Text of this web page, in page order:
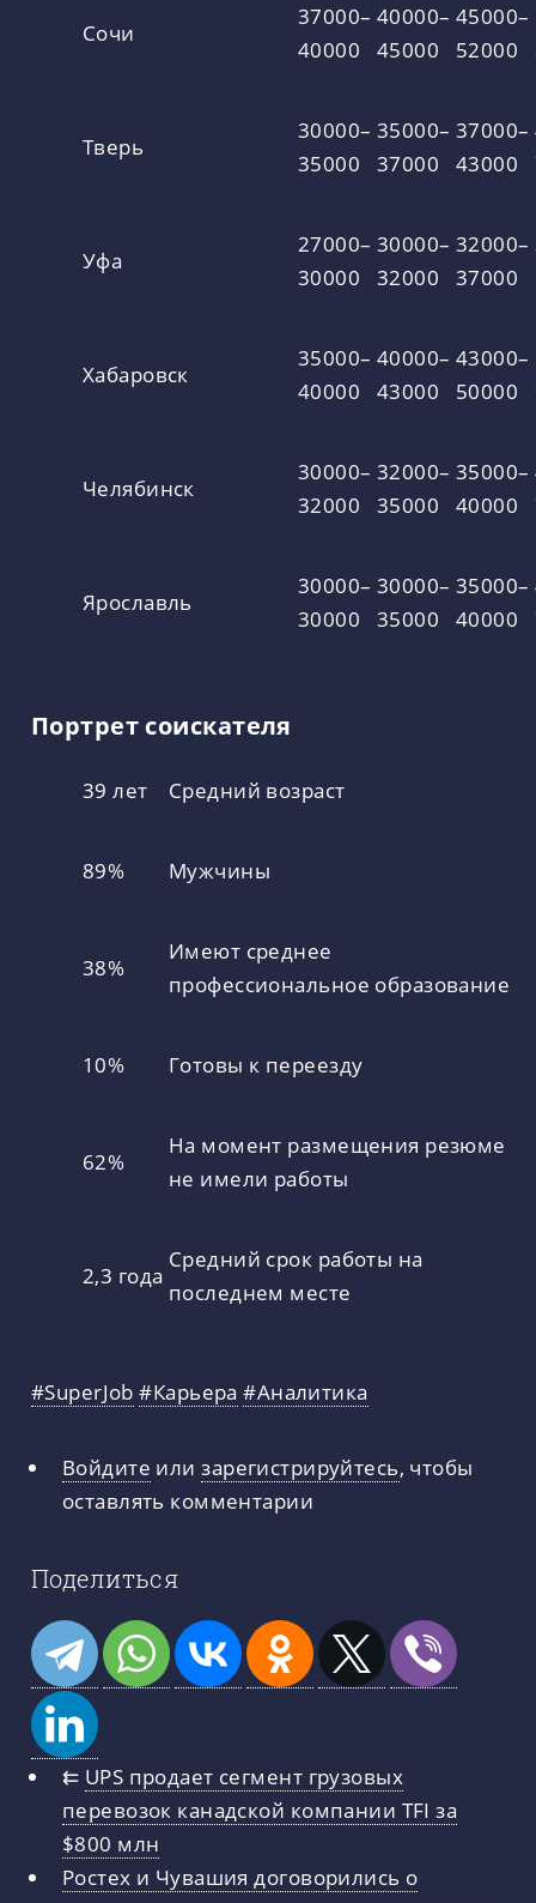
Сочи
37000–
40000
40000–
45000
45000–
52000
Тверь
30000–
35000
35000–
37000
37000–
43000
Уфа
27000–
30000
30000–
32000
32000–
37000
Хабаровск
35000–
40000
40000–
43000
43000–
50000
Челябинск
30000–
32000
32000–
35000
35000–
40000
Ярославль
30000–
30000
30000–
35000
35000–
40000
Портрет соискателя
39 лет Средний возраст
89% Мужчины
38%
Имеют среднее
профессиональное образование
10% Готовы к переезду
62%
На момент размещения резюме
не имели работы
2,3 года
Средний срок работы на
последнем месте
#SuperJob #Карьера #Аналитика
Войдите илизарегистрируйтесь, чтобы
оставлять комментарии
Поделиться
⇇ UPS продает сегмент грузовых
перевозок канадской компании TFI за
$800 млн
Ростех и Чувашия договорились о